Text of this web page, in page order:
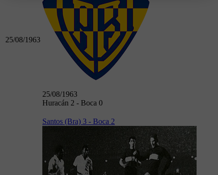
25/08/1963
25/08/1963
Huracán 2 - Boca 0
Santos (Bra) 3 - Boca 2